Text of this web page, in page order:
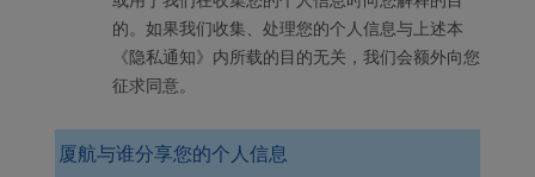
的。如果我们收集、处理您的个人信息与上述本
《隐私通知》内所载的目的无关，我们会额外向您
征求同意。
厦航与谁分享您的个人信息